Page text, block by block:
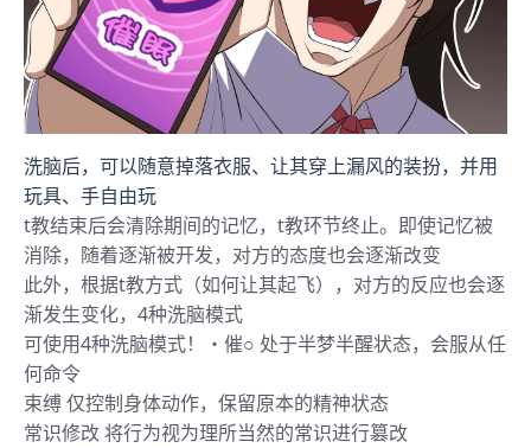
洗脑后，可以随意掉落衣服、让其穿上漏风的装扮，并用
玩具、手自由玩
t教结束后会清除期间的记忆，t教环节终止。即使记忆被
消除，随着逐渐被开发，对方的态度也会逐渐改变
此外，根据t教方式（如何让其起飞），对方的反应也会逐
渐发生变化，4种洗脑模式
可使用4种洗脑模式！・催○ 处于半梦半醒状态，会服从任
何命令
束缚 仅控制身体动作，保留原本的精神状态
常识修改 将行为视为理所当然的常识进行篡改